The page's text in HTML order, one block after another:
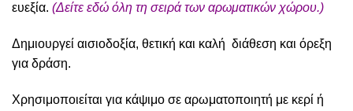
ευεξία. (Δείτε εδώ όλη τη σειρά των αρωματικών χώρου.)
Δημιουργεί αισιοδοξία, θετική και καλή διάθεση και όρεξη
για δράση.
Χρησιμοποιείται για κάψιμο σε αρωματοποιητή με κερί ή